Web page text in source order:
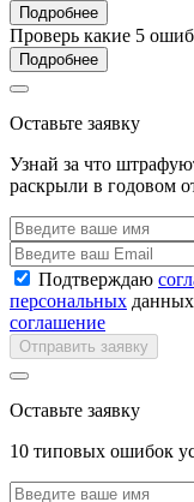
Подробнее
Проверь какие 5
Подробнее
Оставьте заявку
Узнай за что
раскрыли в годовом
Подтверждаю
персональных
соглашение
Отправить заявку
Оставьте заявку
10 типовых ошибок